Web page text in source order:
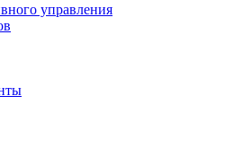
управления